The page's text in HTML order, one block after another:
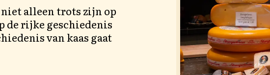
alleen trots zijn op
de rijke geschiedenis
van kaas gaat